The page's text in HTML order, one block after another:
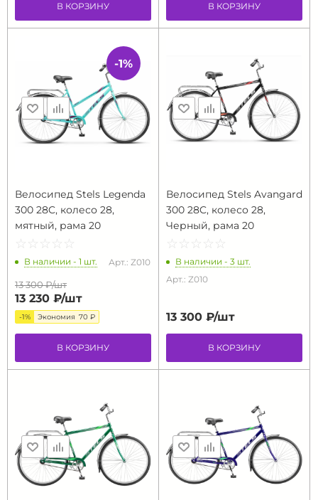
В КОРЗИНУ В КОРЗИНУ
Велосипед Stels Legenda
300 28C, колесо 28,
мятный, рама 20
☆ ☆ ☆ ☆ ☆
★ ★ ★ ★ ★
В наличии - 1 шт. Арт.: Z010
13 300 ₽/шт
13 230 ₽/шт
-1% Экономия 70 ₽
В КОРЗИНУ
-1%
Велосипед Stels Avangard
300 28C, колесо 28,
Черный, рама 20
☆ ☆ ☆ ☆ ☆
★ ★ ★ ★ ★
В наличии - 3 шт.
Арт.: Z010
13 300 ₽/шт
В КОРЗИНУ